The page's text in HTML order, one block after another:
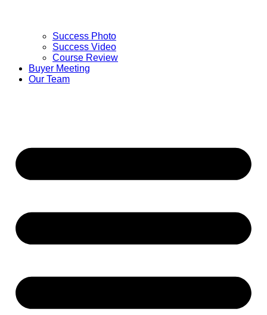
Success Photo
Success Video
Course Review
Buyer Meeting
Our Team